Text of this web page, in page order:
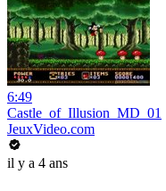
6:49
Castle_of_Illusion_MD_01
JeuxVideo.com
il y a 4 ans